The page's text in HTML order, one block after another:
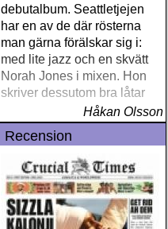
debutalbum. Seattletjejen
har en av de där rösterna
man gärna förälskar sig i:
med lite jazz och en skvätt
Norah Jones i mixen. Hon
skriver dessutom bra låtar
Håkan Olsson
Recension